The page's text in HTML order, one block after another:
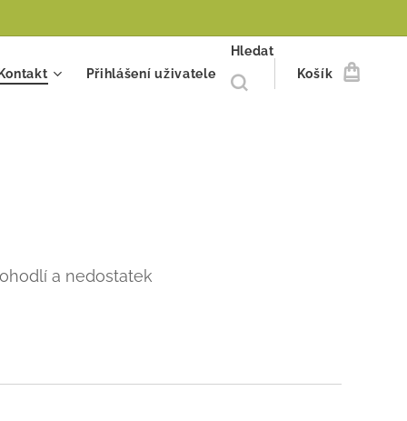
Kontakt Přihlášení uživatele
Hledat
Košík
a nedostatek